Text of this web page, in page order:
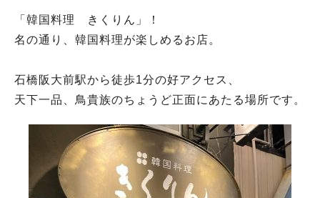
「韓国料理 きくりん」！
名の通り、韓国料理が楽しめるお店。
石橋阪大前駅から徒歩1分の好アクセス、
天下一品、鳥貴族のちょうど正面にあたる場所です。